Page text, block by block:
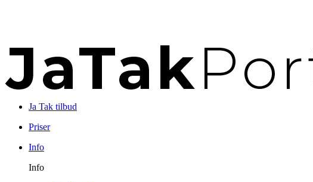
Ja Tak tilbud
Priser
Info
Info